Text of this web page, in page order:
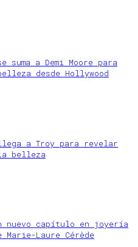
suma a Demi Moore para
desde Hollywood
a Troy para revelar
belleza
nuevo capítulo en joyería
Laure Cérède